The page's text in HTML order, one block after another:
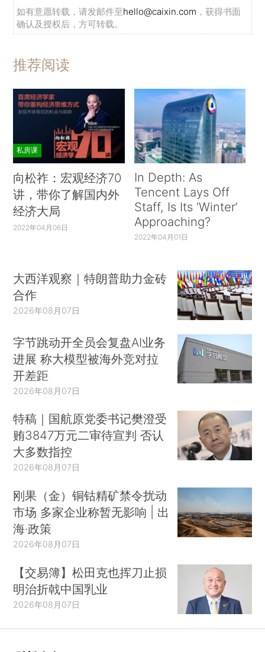
如有意愿转载，请发邮件至hello@caixin.com ，获得书面
确认及授权后，方可转载。
推荐阅读
私房课
向松祚：宏观经济70
讲，带你了解国内外
经济大局
2022年04月06日
In Depth: As
Tencent Lays Off
Staff, Is Its ‘Winter’
Approaching?
2022年04月01日
大西洋观察｜特朗普助力金砖
合作
2026年08月07日
字节跳动开全员会复盘AI业务
进展 称大模型被海外竞对拉
开差距
2026年08月07日
特稿｜国航原党委书记樊澄受
贿3847万元二审待宣判 否认
大多数指控
2026年08月07日
刚果（金）铜钴精矿禁令扰动
市场 多家企业称暂无影响 | 出
海·政策
2026年08月07日
【交易簿】松田克也挥刀止损
明治折戟中国乳业
2026年08月07日